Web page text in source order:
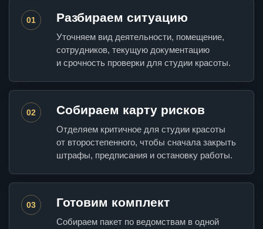
01 Разбираем ситуацию
Уточняем вид деятельности, помещение,
сотрудников, текущую документацию
и срочность проверки для студии красоты.
02 Собираем карту рисков
Отделяем критичное для студии красоты
от второстепенного, чтобы сначала закрыть
штрафы, предписания и остановку работы.
03 Готовим комплект
Собираем пакет по ведомствам в одной